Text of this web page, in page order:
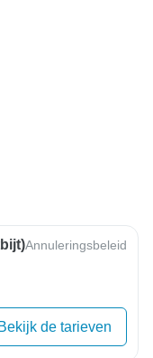
Annuleringsbeleid
Bekijk de tarieven